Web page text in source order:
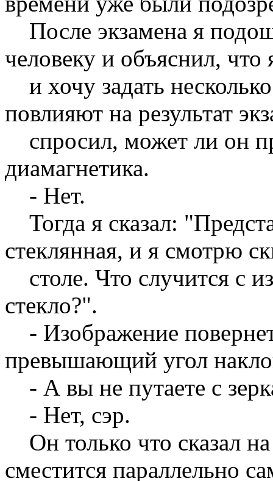
После экзамена я
человеку и объяснил,
и хочу задать
повлияют на результат
спросил, может ли он
диамагнетика.
- Нет.
Тогда я сказал:
стеклянная, и я смотрю
столе. Что случится с
стекло?".
- Изображение
превышающий угол
- А вы не путаете с
- Нет, сэр.
Он только что сказал
сместится параллельно